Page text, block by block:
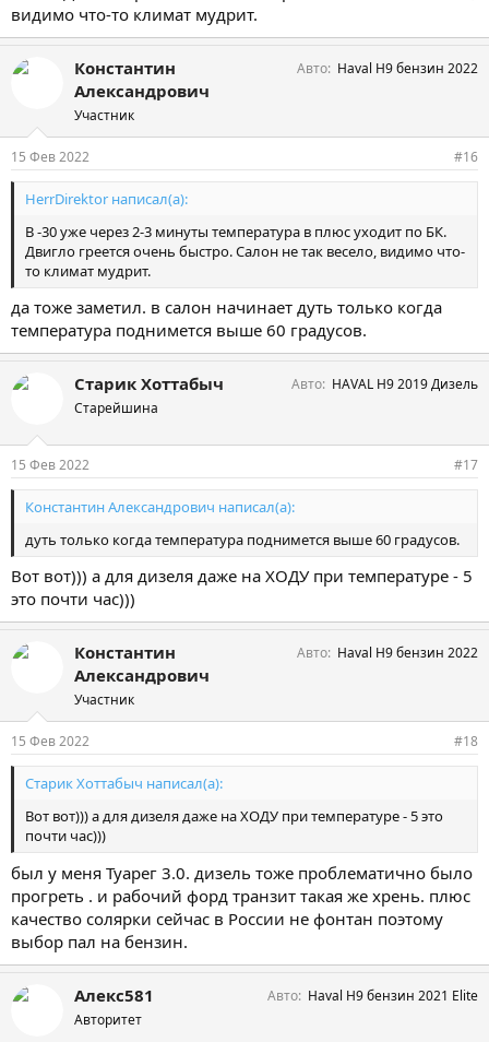
видимо что-то климат мудрит.
Константин
Александрович
Участник
Авто Haval H9 бензин 2022
15 Фев 2022 #16
HerrDirektor написал(а):
В -30 уже через 2-3 минуты температура в плюс уходит по БК.
Двигло греется очень быстро. Салон не так весело, видимо что-
то климат мудрит.
да тоже заметил. в салон начинает дуть только когда
температура поднимется выше 60 градусов.
Старик Хоттабыч
Старейшина
Авто HAVAL H9 2019 Дизель
15 Фев 2022 #17
Константин Александрович написал(а):
дуть только когда температура поднимется выше 60 градусов.
Вот вот))) а для дизеля даже на ХОДУ при температуре - 5
это почти час)))
Константин
Александрович
Участник
Авто Haval H9 бензин 2022
15 Фев 2022 #18
Старик Хоттабыч написал(а):
Вот вот))) а для дизеля даже на ХОДУ при температуре - 5 это
почти час)))
был у меня Туарег 3.0. дизель тоже проблематично было
прогреть . и рабочий форд транзит такая же хрень. плюс
качество солярки сейчас в России не фонтан поэтому
выбор пал на бензин.
Алекс581
Авторитет
Авто Haval H9 бензин 2021 Elite